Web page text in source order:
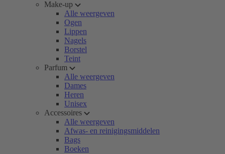
Make-up
Alle weergeven
Ogen
Lippen
Nagels
Borstel
Teint
Parfum
Alle weergeven
Dames
Heren
Unisex
Accessoires
Alle weergeven
Afwas- en reinigingsmiddelen
Bags
Boeken